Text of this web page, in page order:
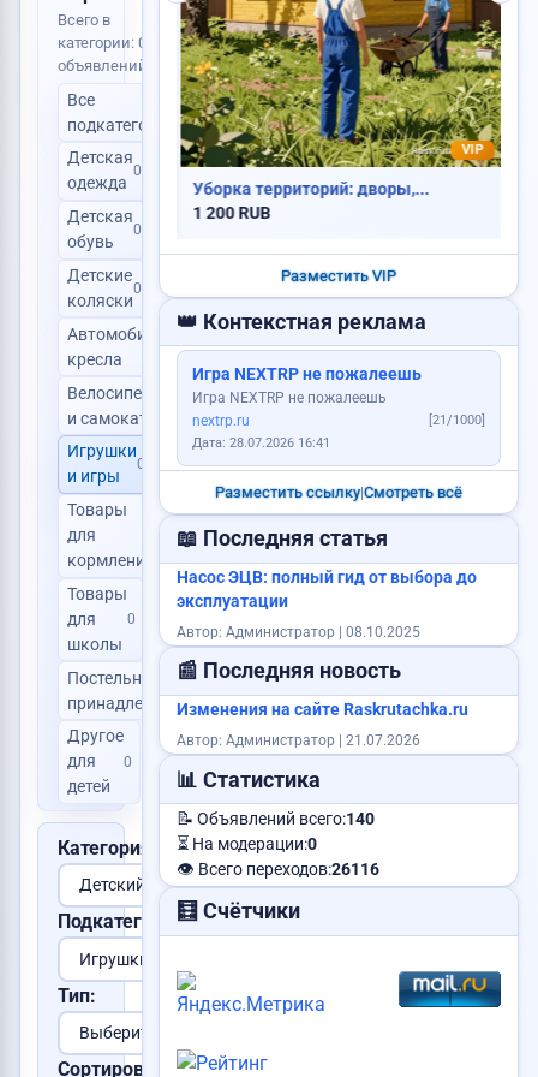
Куплю авто
Продам авто
Продам дом
Найден паспорт
Пропали ключи
Куплю видеокарту
Услуги каменщика
Всего в
категории: 0
объявлений
Все
подкатегории
0
Детская
одежда
0
Детская
обувь
0
Детские
коляски
0
Автомобильные
кресла
0
Велосипеды
и самокаты
Игрушки
и игры
0
Товары
для
кормления
Товары
для
школы
0
Постельные
принадлежности
Другое
для
детей
0
Категория:
Подкатегория:
Тип:
Сортировка:
VIP
Уборка территорий: дворы,...
1 200 RUB
Разместить VIP
👑 Контекстная реклама
Игра NEXTRP не пожалеешь
Игра NEXTRP не пожалеешь
nextrp.ru
[21/1000]
Дата: 28.07.2026 16:41
Разместить ссылку|Смотреть всё
📖 Последняя статья
Насос ЭЦВ: полный гид от выбора до
эксплуатации
Автор: Администратор | 08.10.2025
📰 Последняя новость
Изменения на сайте Raskrutachka.ru
Автор: Администратор | 21.07.2026
📊 Статистика
📝 Объявлений всего:140
⏳ На модерации:0
👁️ Всего переходов:26116
🧮 Счётчики